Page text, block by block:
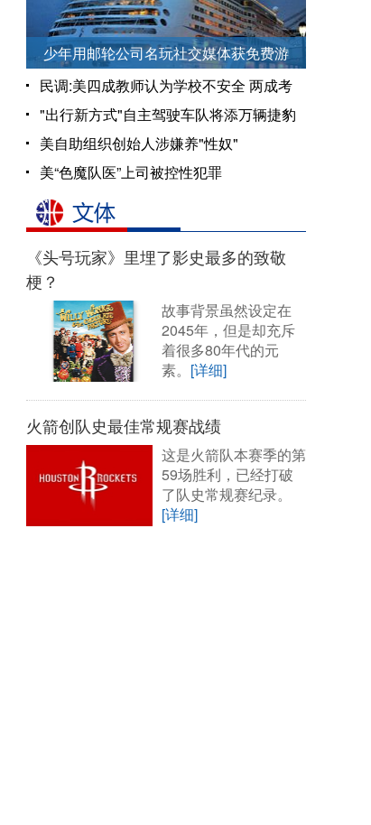
少年用邮轮公司名玩社交媒体获免费游
民调:美四成教师认为学校不安全 两成考
虑转行
"出行新方式"自主驾驶车队将添万辆捷豹
美自助组织创始人涉嫌养"性奴"
美“色魔队医”上司被控性犯罪
《头号玩家》里埋了影史最多的致敬
梗？
故事背景虽然设定在
2045年，但是却充斥
着很多80年代的元
素。 [详细]
火箭创队史最佳常规赛战绩
这是火箭队本赛季的第
59场胜利，已经打破
了队史常规赛纪录。
[详细]